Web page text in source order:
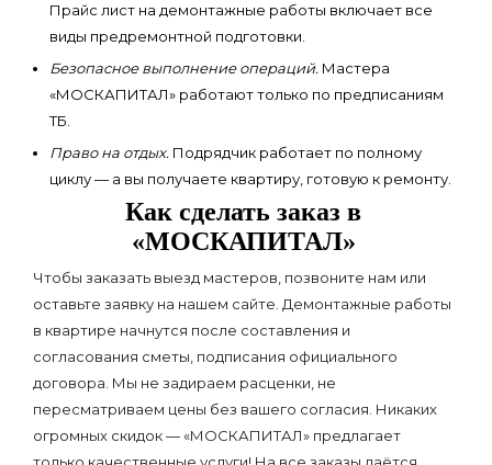
Прайс лист на демонтажные работы включает все
виды предремонтной подготовки.
Безопасное выполнение операций. Мастера
«МОСКАПИТАЛ» работают только по предписаниям
ТБ.
Право на отдых. Подрядчик работает по полному
циклу — а вы получаете квартиру, готовую к ремонту.
Как сделать заказ в
«МОСКАПИТАЛ»
Чтобы заказать выезд мастеров, позвоните нам или
оставьте заявку на нашем сайте. Демонтажные работы
в квартире начнутся после составления и
согласования сметы, подписания официального
договора. Мы не задираем расценки, не
пересматриваем цены без вашего согласия. Никаких
огромных скидок — «МОСКАПИТАЛ» предлагает